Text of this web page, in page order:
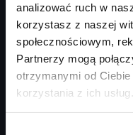
analizować ruch w
korzystasz z naszej
społecznościowym,
Partnerzy mogą
otrzymanymi od
korzystania z ich usług.